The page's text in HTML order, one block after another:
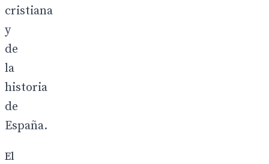
cristiana
y
de
la
historia
de
España.
El